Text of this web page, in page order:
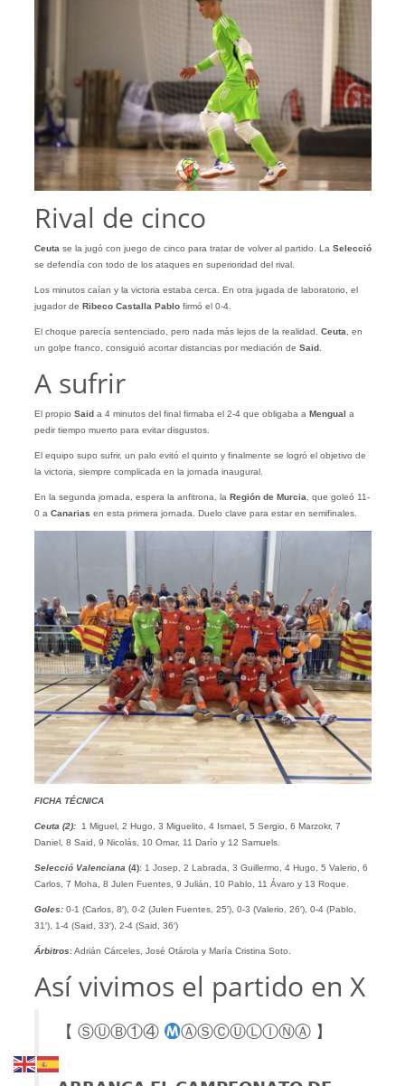
Rival de cinco
Ceutase la jugó con juego de cinco para tratar de volver al partido. La Selecció
se defendía con todo de los ataques en superioridad del rival.
Los minutos caían y la victoria estaba cerca. En otra jugada de laboratorio, el
jugador de Ribeco Castalla Pablofirmó el 0-4.
El choque parecía sentenciado, pero nada más lejos de la realidad. Ceuta, en
un golpe franco, consiguió acortar distancias por mediación de Said.
A sufrir
El propio Saida 4 minutos del final firmaba el 2-4 que obligaba a Mengual a
pedir tiempo muerto para evitar disgustos.
El equipo supo sufrir, un palo evitó el quinto y finalmente se logró el objetivo de
la victoria, siempre complicada en la jornada inaugural.
En la segunda jornada, espera la anfitrona, la Región de Murcia, que goleó 11-
0 a Canarias en esta primera jornada. Duelo clave para estar en semifinales.
FICHA TÉCNICA
Ceuta (2):1 Miguel, 2 Hugo, 3 Miguelito, 4 Ismael, 5 Sergio, 6 Marzokr, 7
Daniel, 8 Said, 9 Nicolás, 10 Omar, 11 Darío y 12 Samuels.
Selecció Valenciana (4): 1 Josep, 2 Labrada, 3 Guillermo, 4 Hugo, 5 Valerio, 6
Carlos, 7 Moha, 8 Julen Fuentes, 9 Julián, 10 Pablo, 11 Ávaro y 13 Roque.
Goles:0-1 (Carlos, 8′), 0-2 (Julen Fuentes, 25′), 0-3 (Valerio, 26′), 0-4 (Pablo,
31′), 1-4 (Said, 33′), 2-4 (Said, 36′)
Árbitros: Adrián Cárceles, José Otárola y María Cristina Soto.
Así vivimos el partido en X
【 ⓈⓊⒷ①④ ⒶⓈⒸⓊⓁⒾⓃⒶ 】